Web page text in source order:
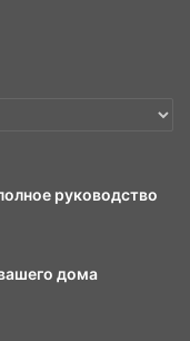
руководство
дома